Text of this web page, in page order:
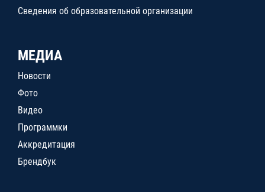
Сведения об образовательной организации
МЕДИА
Новости
Фото
Видео
Программки
Аккредитация
Брендбук